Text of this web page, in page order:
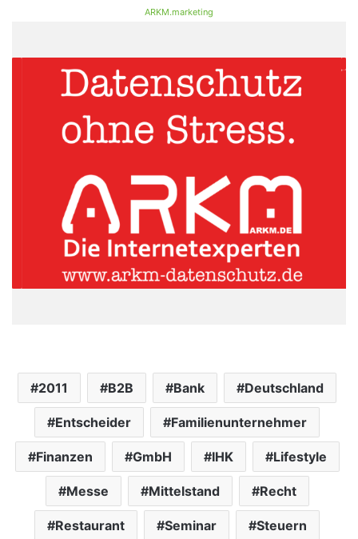
ARKM.marketing
2011 B2B Bank Deutschland
Entscheider Familienunternehmer
Finanzen GmbH IHK Lifestyle
Messe Mittelstand Recht
Restaurant Seminar Steuern